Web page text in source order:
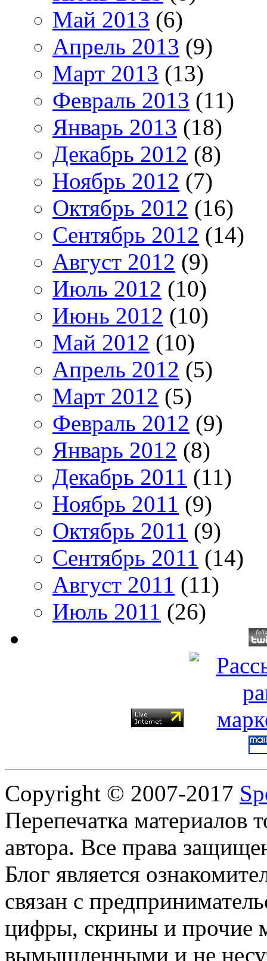
Май 2013 (6)
Апрель 2013 (9)
Март 2013 (13)
Февраль 2013 (11)
Январь 2013 (18)
Декабрь 2012 (8)
Ноябрь 2012 (7)
Октябрь 2012 (16)
Сентябрь 2012 (14)
Август 2012 (9)
Июль 2012 (10)
Июнь 2012 (10)
Май 2012 (10)
Апрель 2012 (5)
Март 2012 (5)
Февраль 2012 (9)
Январь 2012 (8)
Декабрь 2011 (11)
Ноябрь 2011 (9)
Октябрь 2011 (9)
Сентябрь 2011 (14)
Август 2011 (11)
Июль 2011 (26)
Copyright © 2007-2017
Перепечатка материалов
автора. Все права
Блог является
связан с
цифры, скрины и прочие
вымышленными и не